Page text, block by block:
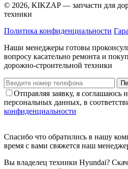
© 2026, KIKZAP — запчасти для
техники
Политика конфиденциальности
Наши менеджеры готовы
вопросу касательно ремонта и
дорожно-строительной техники
Отправляя заявку, я соглашаюсь
персональных данных, в
конфиденциальности
Спасибо что обратились в нашу
время с вами свяжется наш
Вы владелец техники Hyundai?